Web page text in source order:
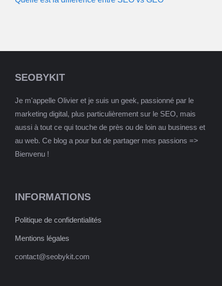
SEOBYKIT
Je m'appelle Olivier et je suis un geek, passionné par le
marketing digital, plus particulièrement sur le SEO, mais
aussi à tout ce qui touche de près ou de loin au business et
au web. Ce blog a pour but de partager mes passions =>
Bienvenu !
INFORMATIONS
Politique de confidentialités
Mentions légales
contact@seobykit.com